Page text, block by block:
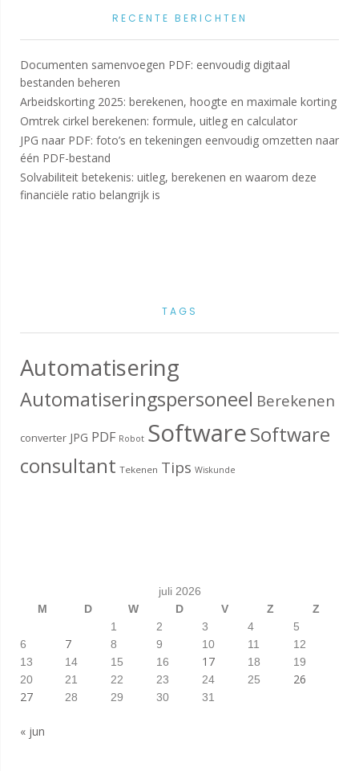
RECENTE BERICHTEN
Documenten samenvoegen PDF: eenvoudig digitaal
bestanden beheren
Arbeidskorting 2025: berekenen, hoogte en maximale korting
Omtrek cirkel berekenen: formule, uitleg en calculator
JPG naar PDF: foto’s en tekeningen eenvoudig omzetten naar
één PDF-bestand
Solvabiliteit betekenis: uitleg, berekenen en waarom deze
financiële ratio belangrijk is
TAGS
Automatisering
Automatiseringspersoneel Berekenen
converter JPG PDF Robot SoftwareSoftware
consultant Tekenen Tips Wiskunde
juli 2026
M
D W D V Z
Z
1
2 3 4
5
6
7 8 9 10 11
12
13
14 15 16 17 18
19
20
21 22 23 24 25
26
27
28 29 30 31
« jun